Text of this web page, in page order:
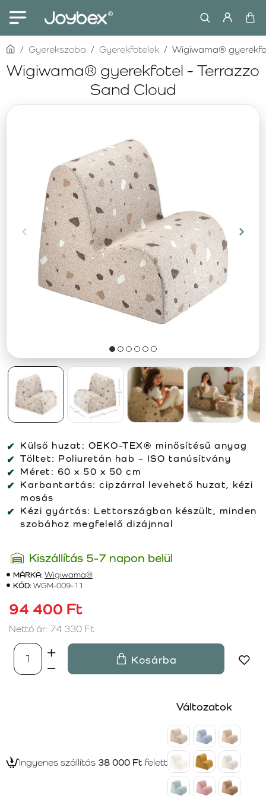
Wigiwama® gyerekfotel - Terrazzo
Sand Cloud
homeGyerekszoba Gyerekfotelek Wigiwama®
Külső huzat: OEKO-TEX® minősítésű anyag
Töltet: Poliuretán hab – ISO tanúsítvány
Méret: 60 x 50 x 50 cm
Karbantartás: cipzárral levehető huzat, kézi
mosás
Kézi gyártás: Lettországban készült, minden
szobához megfelelő dizájnnal
Kiszállítás 5-7 napon belül
MÁRKA:Wigiwama®
KÓD:WGM-009-11
94 400 Ft
Nettó ár: 74 330 Ft
Kosárba
Ingyenes szállítás 38 000 Ft felett
Változatok